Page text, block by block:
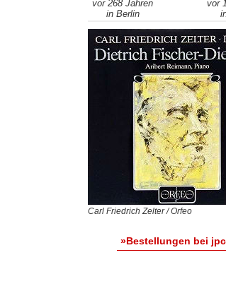
vor 268 Jahren
in Berlin
vor
Carl Friedrich Zelter / Orfeo
»Bestellungen bei